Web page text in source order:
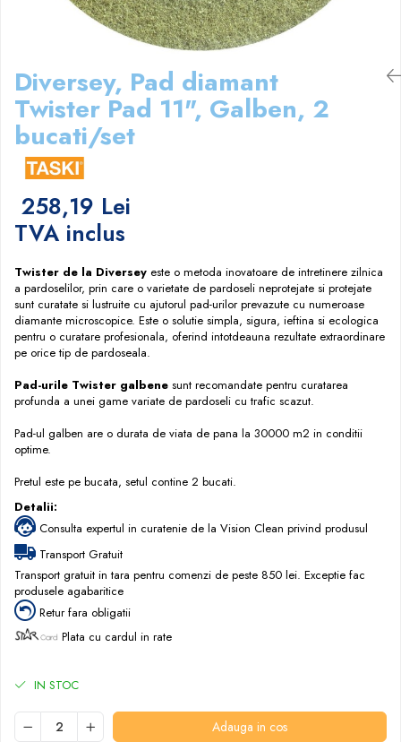
Papuci hotel
Diversey, Pad diamant
Twister Pad 11", Galben, 2
bucati/set
258,19 Lei
TVA inclus
Twister de la Diversey este o metoda inovatoare de intretinere zilnica
a pardoselilor, prin care o varietate de pardoseli neprotejate si protejate
sunt curatate si lustruite cu ajutorul pad-urilor prevazute cu numeroase
diamante microscopice. Este o solutie simpla, sigura, ieftina si ecologica
pentru o curatare profesionala, oferind intotdeauna rezultate extraordinare
pe orice tip de pardoseala.
Pad-urile Twister galbene sunt recomandate pentru curatarea
profunda a unei game variate de pardoseli cu trafic scazut.
Pad-ul galben are o durata de viata de pana la 30000 m2 in conditii
optime.
Pretul este pe bucata, setul contine 2 bucati.
Detalii:
Consulta expertul in curatenie de la Vision Clean privind produsul
Transport Gratuit
Transport gratuit in tara pentru comenzi de peste 850 lei. Exceptie fac
produsele agabaritice
Retur fara obligatii
Plata cu cardul in rate
IN STOC
Adauga in cos